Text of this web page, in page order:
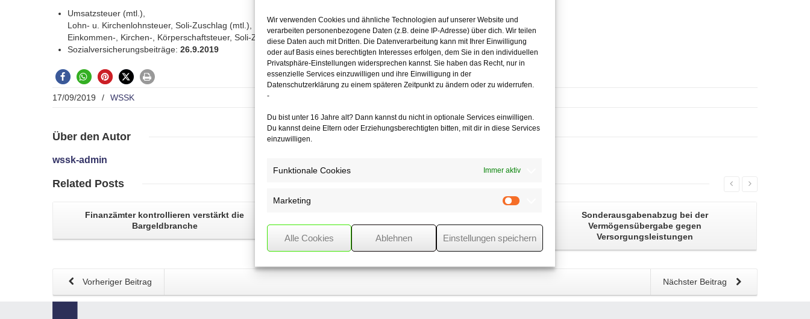
Wir verwenden Cookies und ähnliche Technologien auf unserer Website und
verarbeiten personenbezogene Daten (z.B. deine IP-Adresse) über dich. Wir teilen
diese Daten auch mit Dritten. Die Datenverarbeitung kann mit Ihrer Einwilligung
oder auf Basis eines berechtigten Interesses erfolgen, dem Sie in den individuellen
Privatsphäre-Einstellungen widersprechen kannst. Sie haben das Recht, nur in
essenzielle Services einzuwilligen und ihre Einwilligung in der
Datenschutzerklärung zu einem späteren Zeitpunkt zu ändern oder zu widerrufen.
-
Du bist unter 16 Jahre alt? Dann kannst du nicht in optionale Services einwilligen.
Du kannst deine Eltern oder Erziehungsberechtigten bitten, mit dir in diese Services
einzuwilligen.
Funktionale Cookies Immer aktiv
Marketing
Alle Cookies Ablehnen Einstellungen speichern
Umsatzsteuer (mtl.),
Lohn- u. Kirchenlohnsteuer, Soli-Zuschlag (mtl.),
Einkommen-, Kirchen-, Körperschaftsteuer, Soli-Zuschlag:10.9.2019
Sozialversicherungsbeiträge: 26.9.2019
17/09/2019 / WSSK
Über den Autor
wssk-admin
Related Posts
Finanzämter kontrollieren verstärkt die
Bargeldbranche
Finanzinformationsgesetzes
Sonderausgabenabzug bei der
Vermögensübergabegegen
Versorgungsleistungen
Nächster Beitrag
Vorheriger Beitrag